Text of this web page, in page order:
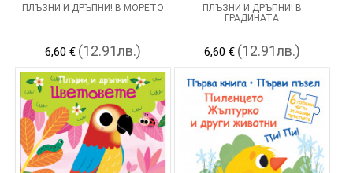
ПЛЪЗНИ И ДРЪПНИ! В МОРЕТО
6,60 € (12.91лв.)
ПЛЪЗНИ И ДРЪПНИ! В
ГРАДИНАТА
6,60 € (12.91лв.)